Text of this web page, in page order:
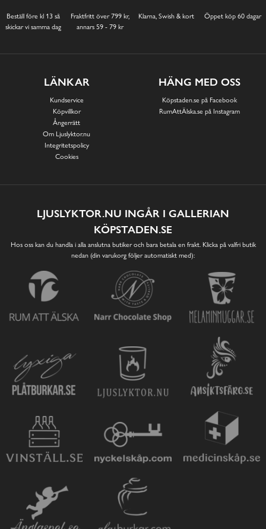
Beställ före kl 13 så
skickar vi samma dag
Fraktfritt över 799 kr,
annars 59 - 79 kr
Klarna, Swish & kort Öppet köp 60 dagar
LÄNKAR
Kundservice
Köpvillkor
Ångerrätt
Om Ljuslyktor.nu
Integritetspolicy
Cookies
HÄNG MED OSS
Köpstaden.se på Facebook
RumAttÄlska.se på Instagram
LJUSLYKTOR.NU INGÅR I GALLERIAN
KÖPSTADEN.SE
Hos oss kan du handla i alla anslutna butiker och bara betala en frakt. Klicka på valfri butik
nedan (din varukorg följer automatiskt med):